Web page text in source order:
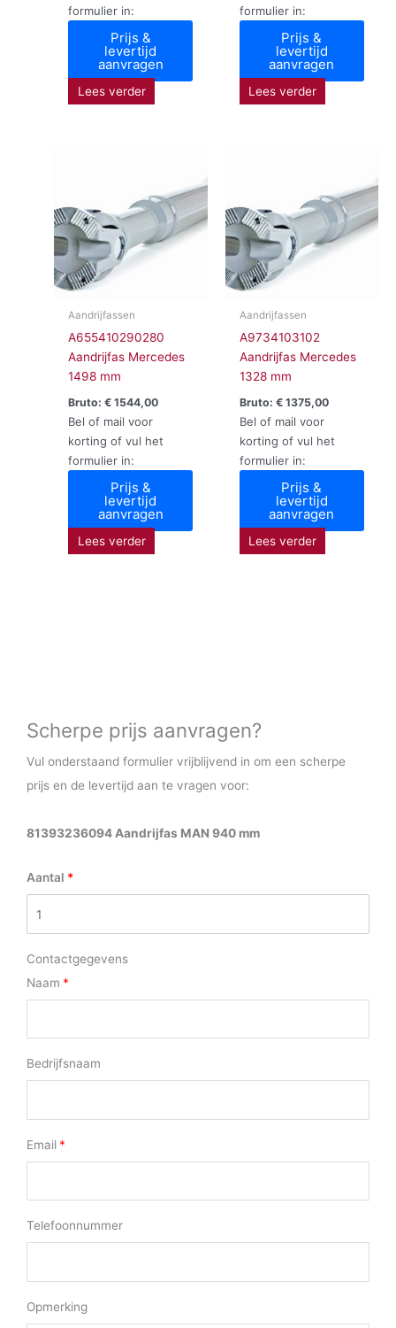
formulier in:
Prijs &
levertijd
aanvragen
Lees verder
formulier in:
Prijs &
levertijd
aanvragen
Lees verder
Aandrijfassen
A655410290280
Aandrijfas Mercedes
1498 mm
Bruto:€ 1544,00
Bel of mail voor
korting of vul het
formulier in:
Prijs &
levertijd
aanvragen
Lees verder
Aandrijfassen
A9734103102
Aandrijfas Mercedes
1328 mm
Bruto: €1375,00
Bel of mail voor
korting of vul het
formulier in:
Prijs &
levertijd
aanvragen
Lees verder
Scherpe prijs aanvragen?
Vul onderstaand formulier vrijblijvend in om een scherpe
prijs en de levertijd aan te vragen voor:
81393236094 Aandrijfas MAN 940 mm
Aantal
Contactgegevens
Naam
Bedrijfsnaam
Email
Telefoonnummer
Opmerking